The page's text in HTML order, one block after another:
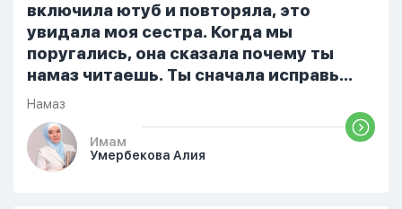
включила ютуб и повторяла, это
увидала моя сестра. Когда мы
поругались, она сказала почему ты
намаз читаешь. Ты сначала исправь
себя. После этого я не вставала на
намаз и не видела жайнамаз. Я просто
уже так не могу читать, смотреть . Дуа
я делаю скрытно если делаю дома. Я
Намаз
Имам
Умербекова Алия